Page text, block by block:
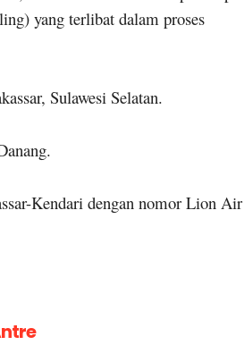
yang terlibat dalam proses
Sulawesi Selatan.
Kendari dengan nomor Lion